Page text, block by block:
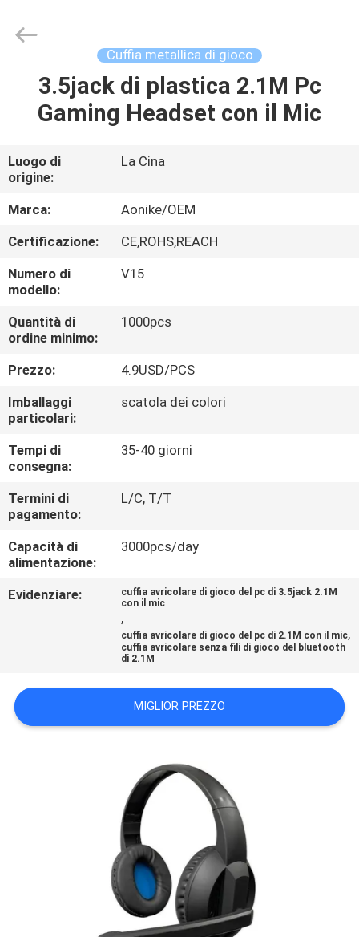
CASA
CIRCA
NOI
GIRO
DELLA
FABBRICA
CONTROLLO
DI
QUALITÀ
CONTATTICI
RICHIEDA
UNA
CITAZIONE
SITO
Electronics
Co,ltd.
Cuffia metallica di gioco
3.5jack di plastica 2.1M Pc
Gaming Headset con il Mic
Luogo di
origine:
La Cina
Marca:
Aonike/OEM
Certificazione:
CE,ROHS,REACH
Numero di
modello:
V15
Quantità di
ordine minimo:
1000pcs
Prezzo:
4.9USD/PCS
Imballaggi
particolari:
scatola dei colori
Tempi di
consegna:
35-40 giorni
Termini di
pagamento:
L/C, T/T
Capacità di
alimentazione:
3000pcs/day
Evidenziare:
cuffia avricolare di gioco del pc di 3.5jack 2.1M
con il mic
,
cuffia avricolare di gioco del pc di 2.1M con il mic,
cuffia avricolare senza fili di gioco del bluetooth
di 2.1M
MIGLIOR PREZZO